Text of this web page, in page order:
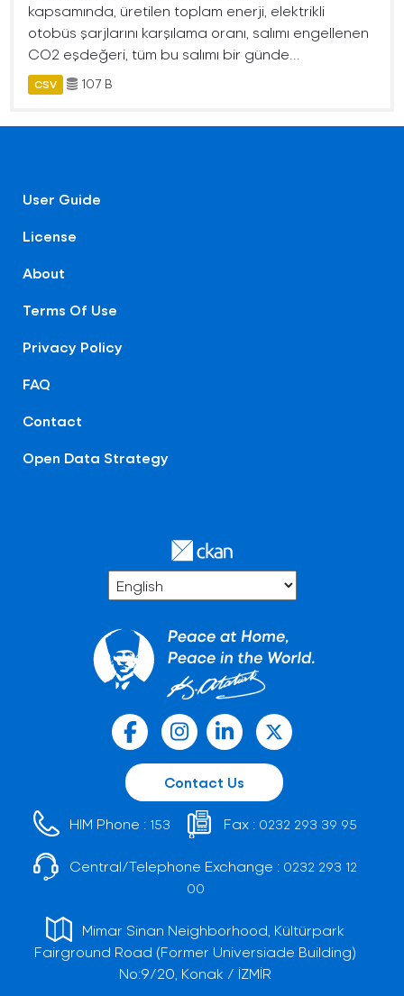
kapsamında, üretilen toplam enerji, elektrikli
otobüs şarjlarını karşılama oranı, salımı engellenen
CO2 eşdeğeri, tüm bu salımı bir günde...
CSV 107 B
User Guide
License
About
Terms Of Use
Privacy Policy
FAQ
Contact
Open Data Strategy
Contact Us
HIM Phone : 153 Fax : 0232 293 39 95
Central/Telephone Exchange : 0232 293 12
00
Mimar Sinan Neighborhood, Kültürpark
Fairground Road (Former Universiade Building)
No:9/20, Konak / İZMİR